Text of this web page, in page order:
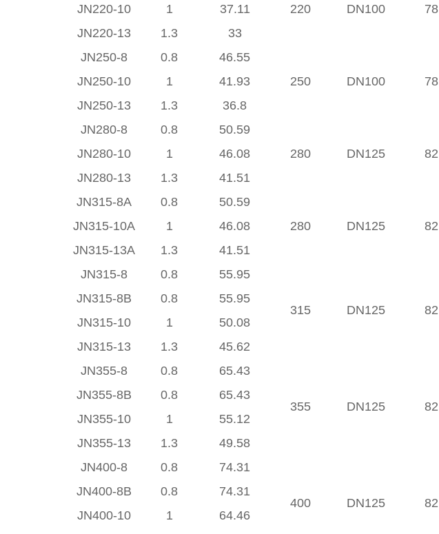
220
DN100 78
JN220-10 1
37.11
JN220-13
1.3
33
JN250-8
0.8
46.55
250
DN100 78
JN250-10 1
41.93
JN250-13
1.3
36.8
JN280-8
0.8
50.59
280
DN125 82
JN280-10 1
46.08
JN280-13
1.3
41.51
JN315-8A
0.8
50.59
280
DN125 82
JN315-10A 1
46.08
JN315-13A
1.3
41.51
JN315-8
0.8 55.95
315 DN125 82
JN315-8B 0.8
55.95
JN315-10
1
50.08
JN315-13
1.3
45.62
JN355-8
0.8 65.43
355 DN125 82
JN355-8B 0.8
65.43
JN355-10
1
55.12
JN355-13
1.3
49.58
JN400-8
0.8 74.31
400 DN125 82
JN400-8B 0.8
74.31
JN400-10
1
64.46